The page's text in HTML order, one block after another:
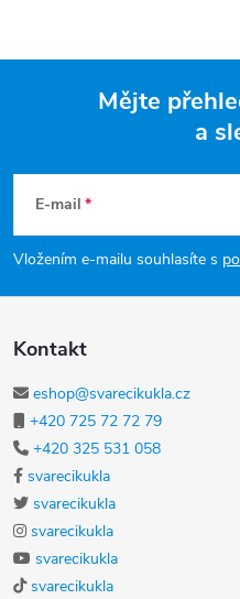
Mějte
a
E-mail
Vložením e-mailu souhlasíte s
Kontakt
eshop@svarecikukla.cz
+420 725 72 72 79
+420 325 531 058
svarecikukla
svarecikukla
svarecikukla
svarecikukla
svarecikukla